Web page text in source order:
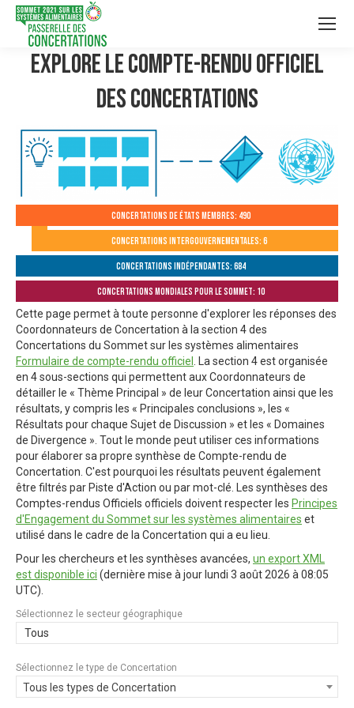
Explore le compte-rendu officiel
des Concertations
Concertations de États membres: 490
Concertations intergouvernementales: 6
Concertations indépendantes: 684
Concertations mondiales pour le Sommet: 10
Cette page permet à toute personne d'explorer les réponses des
Coordonnateurs de Concertation à la section 4 des
Concertations du Sommet sur les systèmes alimentaires
Formulaire de compte-rendu officiel
. La section 4 est organisée
en 4 sous-sections qui permettent aux Coordonnateurs de
détailler le « Thème Principal » de leur Concertation ainsi que les
résultats, y compris les « Principales conclusions », les «
Résultats pour chaque Sujet de Discussion » et les « Domaines
de Divergence ». Tout le monde peut utiliser ces informations
pour élaborer sa propre synthèse de Compte-rendu de
Concertation. C'est pourquoi les résultats peuvent également
être filtrés par Piste d'Action ou par mot-clé. Les synthèses des
Comptes-rendus Officiels officiels doivent respecter les Principes
d'Engagement du Sommet sur les systèmes alimentaires et
utilisé dans le cadre de la Concertation qui a eu lieu.
Pour les chercheurs et les synthèses avancées, un export XML
est disponible ici (dernière mise à jour lundi 3 août 2026 à 08:05
UTC).
Sélectionnez le secteur géographique
Tous
Sélectionnez le type de Concertation
Tous les types de Concertation